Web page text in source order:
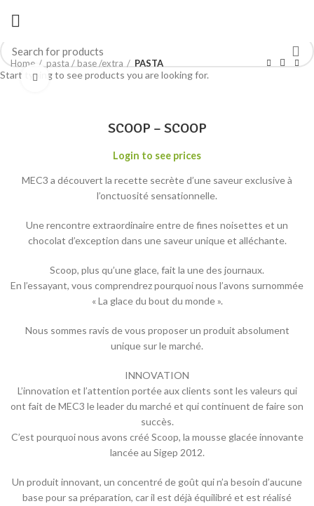
Home pasta / base /extra
PASTA
Click to enlarge
SCOOP – SCOOP
Login to see prices
MEC3 a découvert la recette secrète d’une saveur exclusive à
l’onctuosité sensationnelle.
Une rencontre extraordinaire entre de fines noisettes et un
chocolat d’exception dans une saveur unique et alléchante.
Scoop, plus qu’une glace, fait la une des journaux.
En l’essayant, vous comprendrez pourquoi nous l’avons surnommée
« La glace du bout du monde ».
Nous sommes ravis de vous proposer un produit absolument
unique sur le marché.
INNOVATION
L’innovation et l’attention portée aux clients sont les valeurs qui
ont fait de MEC3 le leader du marché et qui continuent de faire son
succès.
C’est pourquoi nous avons créé Scoop, la mousse glacée innovante
lancée au Sigep 2012.
Un produit innovant, un concentré de goût qui n’a besoin d’aucune
base pour sa préparation, car il est déjà équilibré et est réalisé
Start typing to see products you are looking for.